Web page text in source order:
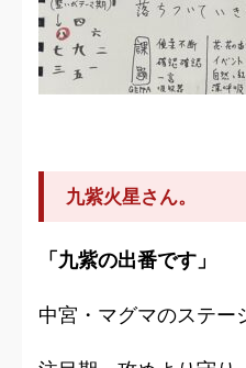
九紫火星さん。
「九紫の出番です」
中宮・マグマのステー